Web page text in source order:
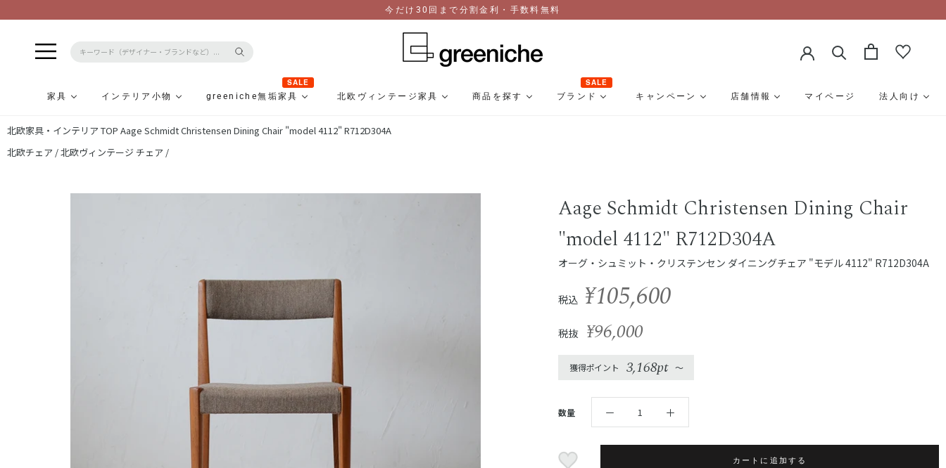
ン
テ
今だけ30回まで分割金利・手数料無料
家具 インテリア小物 greeniche無垢家具
SALE
北欧ヴィンテージ家具
商品を探す ブランド
SALE
キャンペーン
店舗情報 マイページ 法人向け
北欧家具・インテリア TOP Aage Schmidt Christensen Dining Chair "model 4112" R712D304A
北欧チェア /北欧ヴィンテージ チェア /
Aage Schmidt Christensen Dining Chair
"model 4112" R712D304A
オーグ・シュミット・クリステンセン ダイニングチェア "モデル 4112" R712D304A
税込 ¥105,600
税抜 ¥96,000
獲得ポイント 3,168pt 〜
数量
カートに追加する